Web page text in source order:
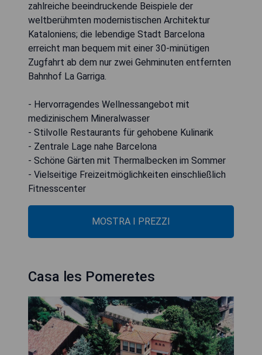
zahlreiche beeindruckende Beispiele der
weltberühmten modernistischen Architektur
Kataloniens; die lebendige Stadt Barcelona
erreicht man bequem mit einer 30-minütigen
Zugfahrt ab dem nur zwei Gehminuten entfernten
Bahnhof La Garriga.
- Hervorragendes Wellnessangebot mit
medizinischem Mineralwasser
- Stilvolle Restaurants für gehobene Kulinarik
- Zentrale Lage nahe Barcelona
- Schöne Gärten mit Thermalbecken im Sommer
- Vielseitige Freizeitmöglichkeiten einschließlich
Fitnesscenter
MOSTRA I PREZZI
Casa les Pomeretes